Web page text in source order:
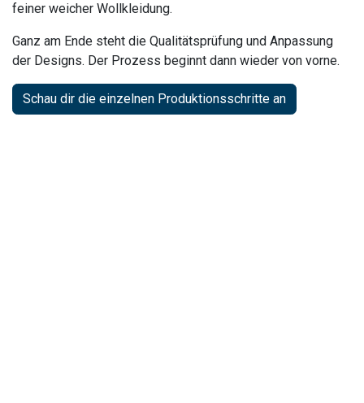
feiner weicher Wollkleidung.
Ganz am Ende steht die Qualitätsprüfung und Anpassung
der Designs. Der Prozess beginnt dann wieder von vorne.
Schau dir die einzelnen Produktionsschritte an